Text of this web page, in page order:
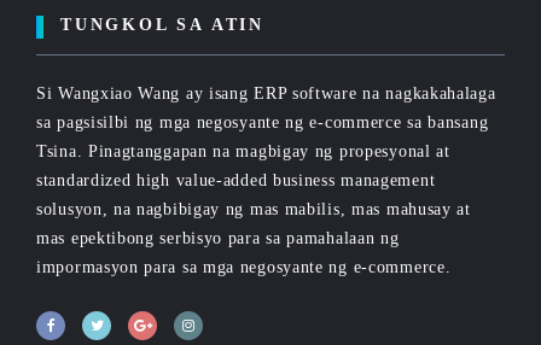
TUNGKOL SA ATIN
Si Wangxiao Wang ay isang ERP software na nagkakahalaga
sa pagsisilbi ng mga negosyante ng e-commerce sa bansang
Tsina. Pinagtanggapan na magbigay ng propesyonal at
standardized high value-added business management
solusyon, na nagbibigay ng mas mabilis, mas mahusay at
mas epektibong serbisyo para sa pamahalaan ng
impormasyon para sa mga negosyante ng e-commerce.